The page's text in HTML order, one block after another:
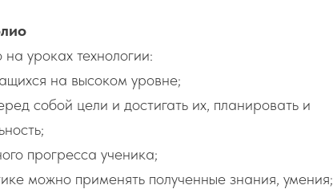
уроках технологии:
на высоком уровне;
собой цели и достигать их, планировать и
прогресса ученика;
можно применять полученные знания, умения;